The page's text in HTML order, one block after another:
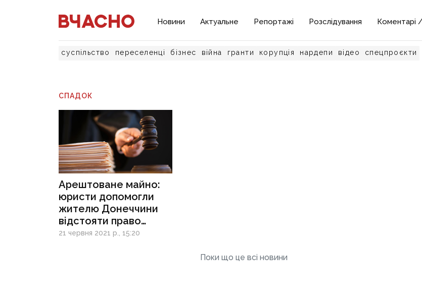
Новини Актуальне Репортажі Розслідування Коментарі
суспільство переселенці бізнес війна гранти корупція нардепи відео спецпроєкти
СПАДОК
Арештоване майно:
юристи допомогли
жителю Донеччини
відстояти право
на спадок
21 червня 2021 р., 15:20
Поки що це всі новини